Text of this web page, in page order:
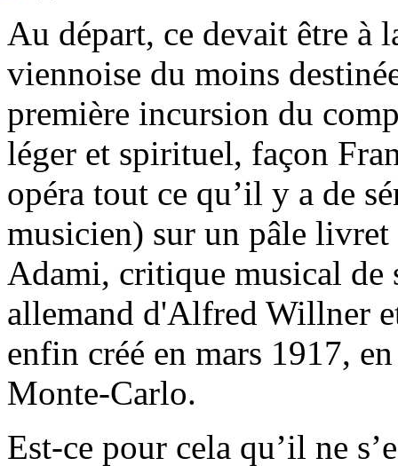
Au départ, ce devait être à
viennoise du moins
première incursion du
léger et spirituel, façon
opéra tout ce qu’il y a de
musicien) sur un pâle
Adami, critique musical de
allemand d'Alfred Willner
enfin créé en mars 1917,
Monte-Carlo.
Est-ce pour cela qu’il ne